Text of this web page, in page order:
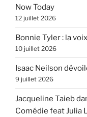
Now Today
12 juillet 2026
Bonnie Tyler : la
10 juillet 2026
Isaac Neilson
9 juillet 2026
Jacqueline Taieb
Comédie feat Julia